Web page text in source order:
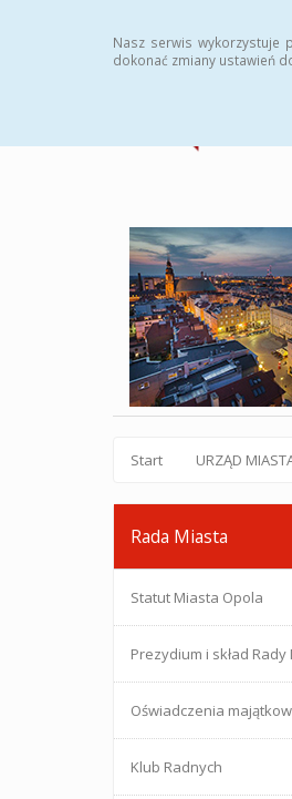
Nasz serwis wykorzystuje
dokonać zmiany ustawień
Start URZĄD
Rada Miasta
Statut Miasta Opola
Prezydium i skład Rady
Oświadczenia
Klub Radnych